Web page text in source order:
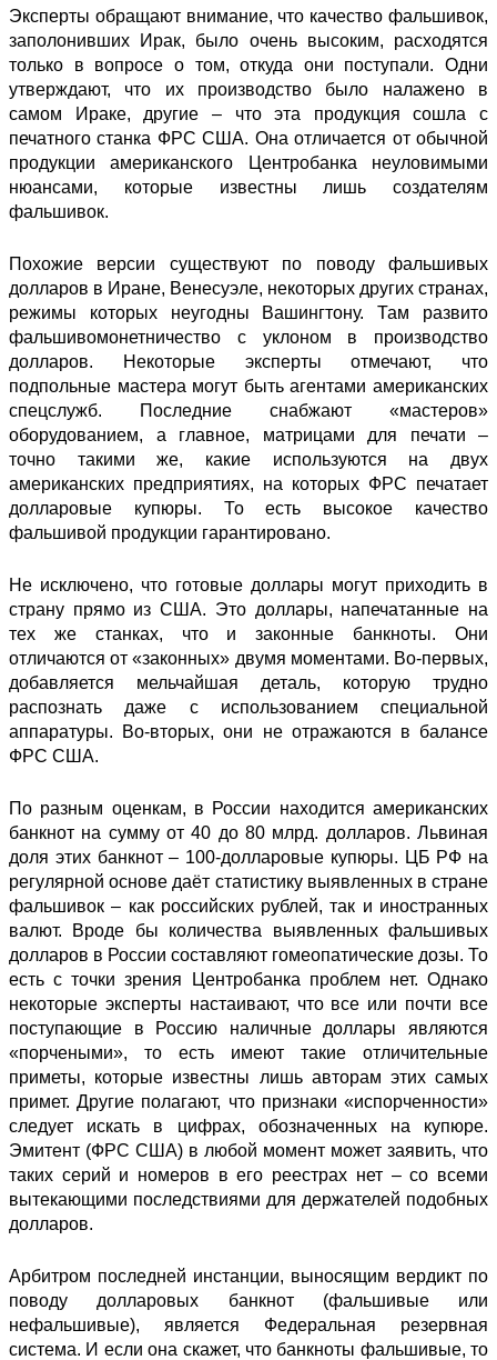
Эксперты обращают внимание, что качество фальшивок,
заполонивших Ирак, было очень высоким, расходятся
только в вопросе о том, откуда они поступали. Одни
утверждают, что их производство было налажено в
самом Ираке, другие – что эта продукция сошла с
печатного станка ФРС США. Она отличается от обычной
продукции американского Центробанка неуловимыми
нюансами, которые известны лишь создателям
фальшивок.
Похожие версии существуют по поводу фальшивых
долларов в Иране, Венесуэле, некоторых других странах,
режимы которых неугодны Вашингтону. Там развито
фальшивомонетничество с уклоном в производство
долларов. Некоторые эксперты отмечают, что
подпольные мастера могут быть агентами американских
спецслужб. Последние снабжают «мастеров»
оборудованием, а главное, матрицами для печати –
точно такими же, какие используются на двух
американских предприятиях, на которых ФРС печатает
долларовые купюры. То есть высокое качество
фальшивой продукции гарантировано.
Не исключено, что готовые доллары могут приходить в
страну прямо из США. Это доллары, напечатанные на
тех же станках, что и законные банкноты. Они
отличаются от «законных» двумя моментами. Во-первых,
добавляется мельчайшая деталь, которую трудно
распознать даже с использованием специальной
аппаратуры. Во-вторых, они не отражаются в балансе
ФРС США.
По разным оценкам, в России находится американских
банкнот на сумму от 40 до 80 млрд. долларов. Львиная
доля этих банкнот – 100-долларовые купюры. ЦБ РФ на
регулярной основе даёт статистику выявленных в стране
фальшивок – как российских рублей, так и иностранных
валют. Вроде бы количества выявленных фальшивых
долларов в России составляют гомеопатические дозы. То
есть с точки зрения Центробанка проблем нет. Однако
некоторые эксперты настаивают, что все или почти все
поступающие в Россию наличные доллары являются
«порчеными», то есть имеют такие отличительные
приметы, которые известны лишь авторам этих самых
примет. Другие полагают, что признаки «испорченности»
следует искать в цифрах, обозначенных на купюре.
Эмитент (ФРС США) в любой момент может заявить, что
таких серий и номеров в его реестрах нет – со всеми
вытекающими последствиями для держателей подобных
долларов.
Арбитром последней инстанции, выносящим вердикт по
поводу долларовых банкнот (фальшивые или
нефальшивые), является Федеральная резервная
система. И если она скажет, что банкноты фальшивые, то